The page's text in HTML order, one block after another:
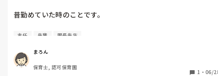
昔勤めていた時のことです。
園長に行事の相談などしにいくと「何言ってるか分からないわ
よくそう言われるので先輩や主任に、こうやって言うけど伝わる
か聞いてほしいと園長に伝える原文そのままを聞いてもらいまし
主任 先輩 園長先生
まろん
保育士, 認可保育園
1 ・ 06/